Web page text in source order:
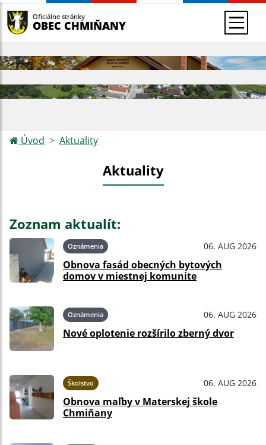
Oficiálne stránky
OBEC CHMIŇANY
Úvod Aktuality
Aktuality
Zoznam aktualít:
Oznámenia 06. AUG 2026
Obnova fasád obecných bytových
domov v miestnej komunite
Oznámenia 06. AUG 2026
Nové oplotenie rozšírilo zberný dvor
Školstvo 06. AUG 2026
Obnova maľby v Materskej škole
Chmiňany